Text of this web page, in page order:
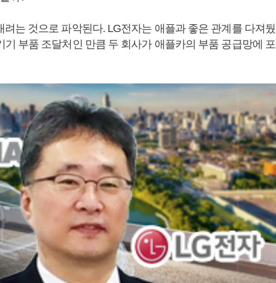
는 것으로 파악된다. LG전자는 애플과 좋은 관계를 다져뒀
기 부품 조달처인 만큼 두 회사가 애플카의 부품 공급망에 포